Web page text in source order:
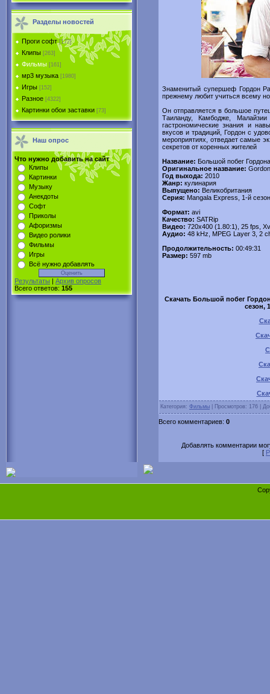
Разделы новостей
Проги софт [172]
Клипы [263]
Фильмы [161]
мр3 музыка [1980]
Игры [152]
Разное [4322]
Картинки обои заставки [73]
Наш опрос
Что нужно добавить на сайт
Клипы
Картинки
Музыку
Анекдоты
Софт
Приколы
Афоризмы
Видео ролики
Фильмы
Игры
Всё нужно добавлять
Результаты | Архив опросов
Всего ответов: 155
Знаменитый супершеф Гордон
прежнему любит учиться всему
Он отправляется в большое
Таиланду, Камбодже,
гастрономические знания и
вкусов и традиций, Гордон с
мероприятиях, отведает самые
секретов от коренных жителей
Название: Большой побег Гордона
Оригинальное название:
Год выхода: 2010
Жанр: кулинария
Выпущено: Великобритания
Серия: Mangala Express, 1-й
Формат: avi
Качество: SATRip
Видео: 720x400 (1.80:1), 25 fps,
Аудио: 48 kHz, MPEG Layer 3, 2
Продолжительность: 00:49:31
Размер: 597 mb
Скачать Большой побег
сезон,
Категория: Фильмы | Просмотров: 176 |
Всего комментариев: 0
Добавлять комментарии
[